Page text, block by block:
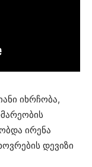
იხრჩობა,
ირენა
დევიზი